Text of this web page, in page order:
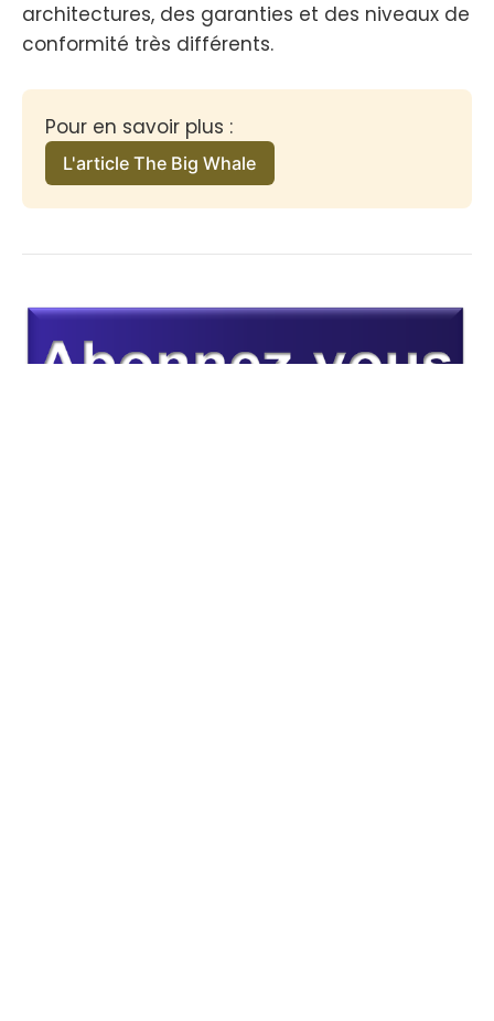
architectures, des garanties et des niveaux de
conformité très différents.
Pour en savoir plus :
L'article The Big Whale